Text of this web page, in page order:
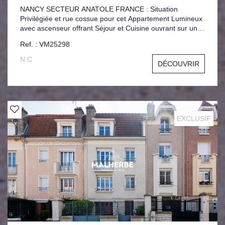
NANCY SECTEUR ANATOLE FRANCE : Situation
Privilégiée et rue cossue pour cet Appartement Lumineux
avec ascenseur offrant Séjour et Cuisine ouvrant sur un
d'eau. Nombreux Rangements. Parking Privatif au sous-
sol. Situé au sein d'une copropriété de 86 Lots principaux
dont 39 à usage d'habitation. Charges courantes
annuelles de 1277 € Aucune procédure en cours.
Ref. : VM25298
N.C
DÉCOUVRIR
EXCLUSIF